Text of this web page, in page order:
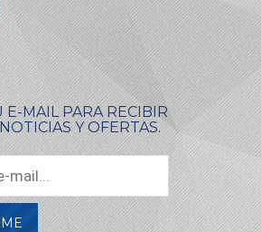
E-MAIL PARA RECIBIR
Y OFERTAS.